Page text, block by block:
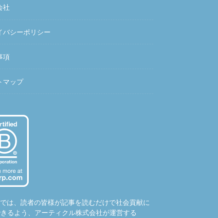
社
バシーポリシー
項
マップ
は、読者の皆様が記事を読むだけで社会貢献に
るよう、アーティクル株式会社が運営する